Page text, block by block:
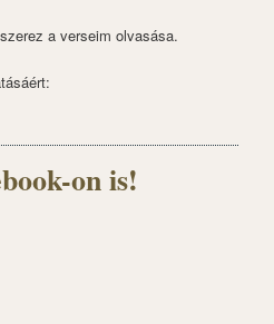
a verseim olvasása.
on is!